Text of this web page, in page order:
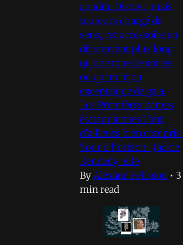
anodin. Discret, mais
toujours chargé de
sens, cet accessoire en
dit souvent plus long
qu’une robe de soirée
ou qu’un bijou
excentrique de gala.
Les Premières dames
étatsuniennes l’ont
d’ailleurs bien compris.
Tour d’horizon. Jackie
Kennedy Elle
By Alexane Pelissou • 3
min read